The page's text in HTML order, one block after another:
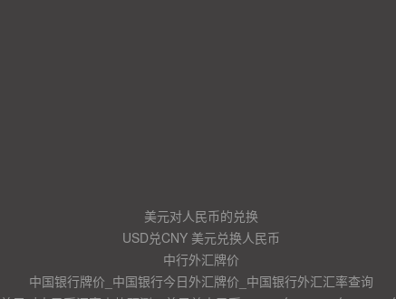
美元对人民币的兑换
USD兑CNY 美元兑换人民币
中行外汇牌价
中国银行牌价_中国银行今日外汇牌价_中国银行外汇汇率查询